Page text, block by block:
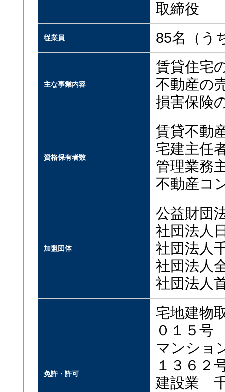
取締役
従業員 85名（う
主な事業内容
賃貸住宅
不動産の
損害保険
資格保有者数
賃貸不動
宅建主任
管理業務
不動産コ
加盟団体
公益財団
社団法人
社団法人
社団法人
社団法人
免許・許可
宅地建物
０１５号
マンショ
１３６２
建設業